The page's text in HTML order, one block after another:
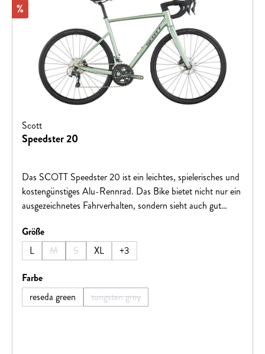
Rabatt
%
Scott
Speedster 20
Das SCOTT Speedster 20 ist ein leichtes, spielerisches und
kostengünstiges Alu-Rennrad. Das Bike bietet nicht nur ein
ausgezeichnetes Fahrverhalten, sondern sieht auch gut
Ankündigung geändert werden.
Größeauswählen
L
M
(Diese Option ist zurzeit nicht verfügbar.)
S
(Diese Option ist zurzeit nicht verfügbar.)
XL +3
Farbeauswählen
reseda green
tungsten grey
(Diese Option ist zurzeit nicht verfügbar.)